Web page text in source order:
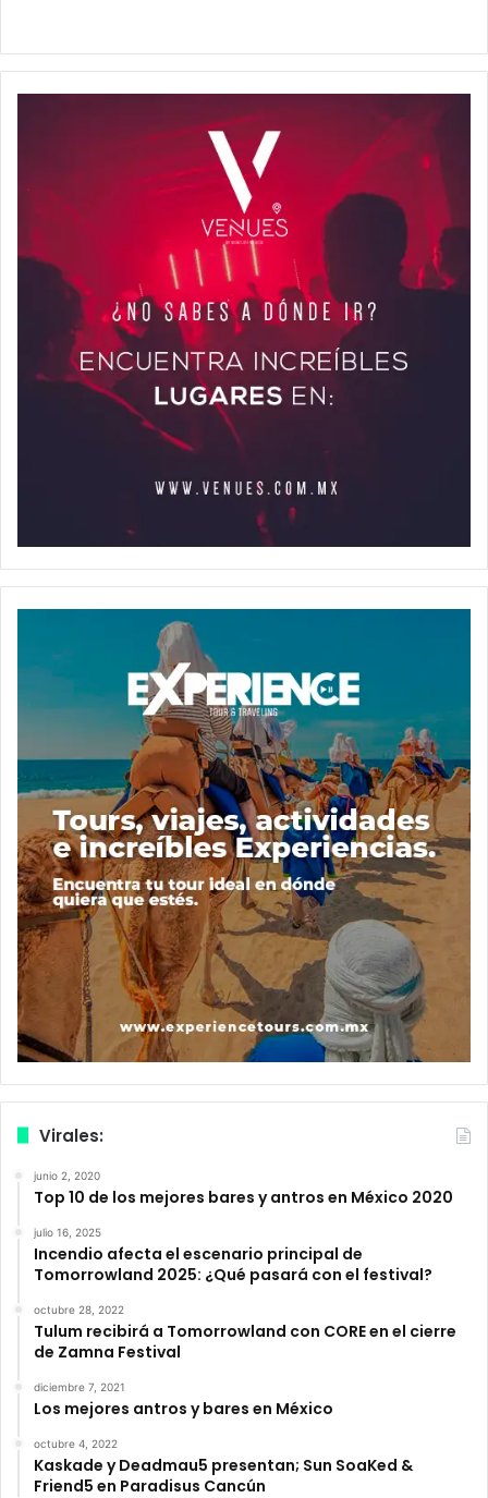
Virales:
junio 2, 2020
Top 10 de los mejores bares y antros en México 2020
julio 16, 2025
Incendio afecta el escenario principal de
Tomorrowland 2025: ¿Qué pasará con el festival?
octubre 28, 2022
Tulum recibirá a Tomorrowland con CORE en el cierre
de Zamna Festival
diciembre 7, 2021
Los mejores antros y bares en México
octubre 4, 2022
Kaskade y Deadmau5 presentan; Sun SoaKed &
Friend5 en Paradisus Cancún